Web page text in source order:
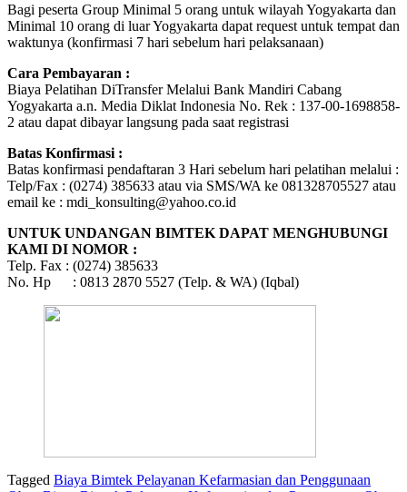
Bagi peserta Group Minimal 5 orang untuk wilayah Yogyakarta dan
Minimal 10 orang di luar Yogyakarta dapat request untuk tempat dan
waktunya (konfirmasi 7 hari sebelum hari pelaksanaan)
Cara Pembayaran :
Biaya Pelatihan DiTransfer Melalui Bank Mandiri Cabang
Yogyakarta a.n. Media Diklat Indonesia No. Rek : 137-00-1698858-
2 atau dapat dibayar langsung pada saat registrasi
Batas Konfirmasi :
Batas konfirmasi pendaftaran 3 Hari sebelum hari pelatihan melalui :
Telp/Fax : (0274) 385633 atau via SMS/WA ke 081328705527 atau
email ke : mdi_konsulting@yahoo.co.id
UNTUK UNDANGAN BIMTEK DAPAT MENGHUBUNGI
KAMI DI NOMOR :
Telp. Fax : (0274) 385633
No. Hp : 0813 2870 5527 (Telp. & WA) (Iqbal)
Tagged Biaya Bimtek Pelayanan Kefarmasian dan Penggunaan